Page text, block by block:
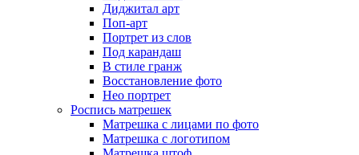
Диджитал арт
Поп-арт
Портрет из слов
Под карандаш
В стиле гранж
Восстановление фото
Нео портрет
Роспись матрешек
Матрешка с лицами по фото
Матрешка с логотипом